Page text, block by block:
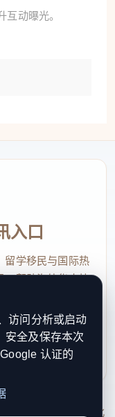
动曝光。
入口
留学移民与国际热
，帮助海外华人快
站务、投稿与权
本网站持续优化
访问分析或启动
安全及保存本次
认证的